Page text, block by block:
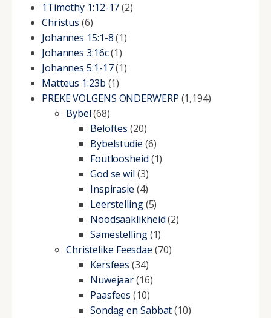
1Timothy 1:12-17(2)
Christus (6)
Johannes 15:1-8(1)
Johannes 3:16c(1)
Johannes 5:1-17(1)
Matteus 1:23b (1)
PREKE VOLGENS ONDERWERP (1,194)
Bybel(68)
Beloftes (20)
Bybelstudie (6)
Foutloosheid (1)
God se wil (3)
Inspirasie (4)
Leerstelling(5)
Noodsaaklikheid(2)
Samestelling(1)
Christelike Feesdae (70)
Kersfees (34)
Nuwejaar(16)
Paasfees (10)
Sondag en Sabbat(10)